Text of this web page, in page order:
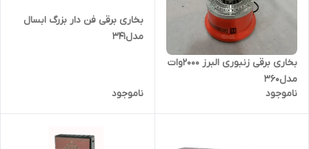
بخاری برقی زنبوری البرز 2000وات
مدل360
ناموجود
بخاری برقی فن دار بزرگ ابسال
مدل341
ناموجود